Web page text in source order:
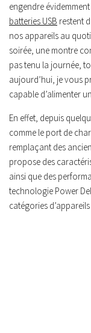
engendre
batteries USB restent
nos appareils au
soirée, une montre
pas tenu la journée,
aujourd’hui, je vous
capable d’alimenter
En effet, depuis
comme le port de
remplaçant des
propose des
ainsi que des
technologie Power
catégories